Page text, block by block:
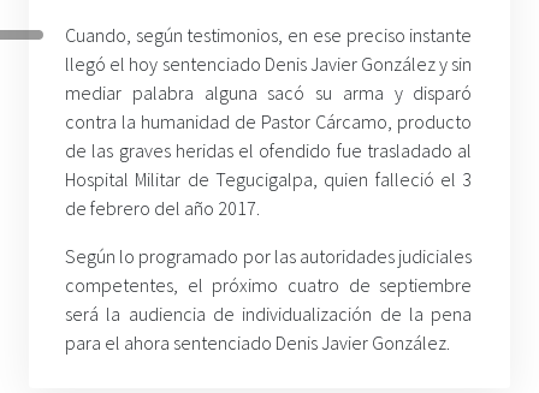
Cuando, según testimonios, en ese preciso instante
llegó el hoy sentenciado Denis Javier González y sin
mediar palabra alguna sacó su arma y disparó
contra la humanidad de Pastor Cárcamo, producto
de las graves heridas el ofendido fue trasladado al
Hospital Militar de Tegucigalpa, quien falleció el 3
de febrero del año 2017.
Según lo programado por las autoridades judiciales
competentes, el próximo cuatro de septiembre
será la audiencia de individualización de la pena
para el ahora sentenciado Denis Javier González.